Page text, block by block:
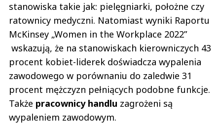
stanowiska takie jak: pielęgniarki, położne czy
ratownicy medyczni. Natomiast wyniki Raportu
McKinsey „Women in the Workplace 2022”
wskazują, że na stanowiskach kierowniczych 43
procent kobiet-liderek doświadcza wypalenia
zawodowego w porównaniu do zaledwie 31
procent mężczyzn pełniących podobne funkcje.
Także pracownicy handlu zagrożeni są
wypaleniem zawodowym.